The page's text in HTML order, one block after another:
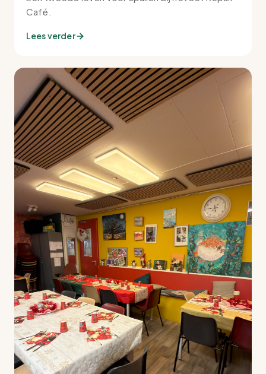
Café.
Lees verder